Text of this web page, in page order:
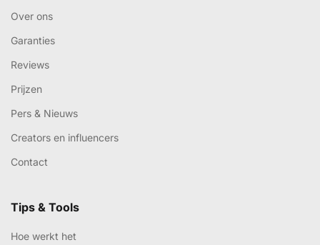
Over ons
Garanties
Reviews
Prijzen
Pers & Nieuws
Creators en influencers
Contact
Tips & Tools
Hoe werkt het